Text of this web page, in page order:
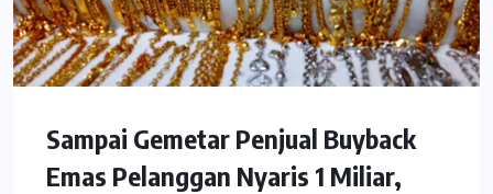
Sampai Gemetar Penjual Buyback
Emas Pelanggan Nyaris 1 Miliar,